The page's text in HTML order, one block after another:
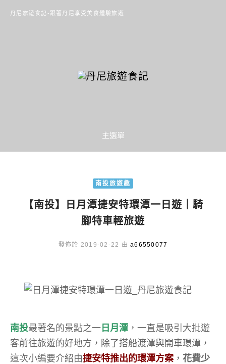
丹尼旅遊食記-跟著丹尼享受美食體驗旅遊
主選單
南投旅遊趣
【南投】日月潭捷安特環潭一日遊｜騎
腳特車輕旅遊
發佈於 2019-02-22 由 a66550077
南投最著名的景點之一 日月潭 ，一直是吸引大批遊
客前往旅遊的好地方，除了搭船渡潭與開車環潭，
這次小編要介紹由捷安特推出的環潭方案 ， 花費少